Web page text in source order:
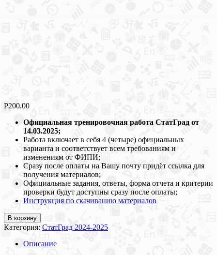
Р200.00
Официальная тренировочная работа СтатГрад от
14.03.2025;
Работа включает в себя 4 (четыре) официальных
варианта и соответствует всем требованиям и
изменениям от ФИПИ;
Сразу после оплаты на Вашу почту придёт ссылка для
получения материалов;
Официальные задания, ответы, форма отчета и критерии
проверки будут доступны сразу после оплаты;
Инструкция по скачиванию материалов
В корзину
Категория: СтатГрад 2024-2025
Описание